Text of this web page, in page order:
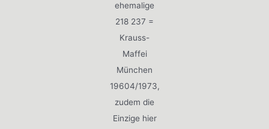
ehemalige
218 237 =
Krauss-
Maffei
München
19604/1973,
zudem die
Einzige hier